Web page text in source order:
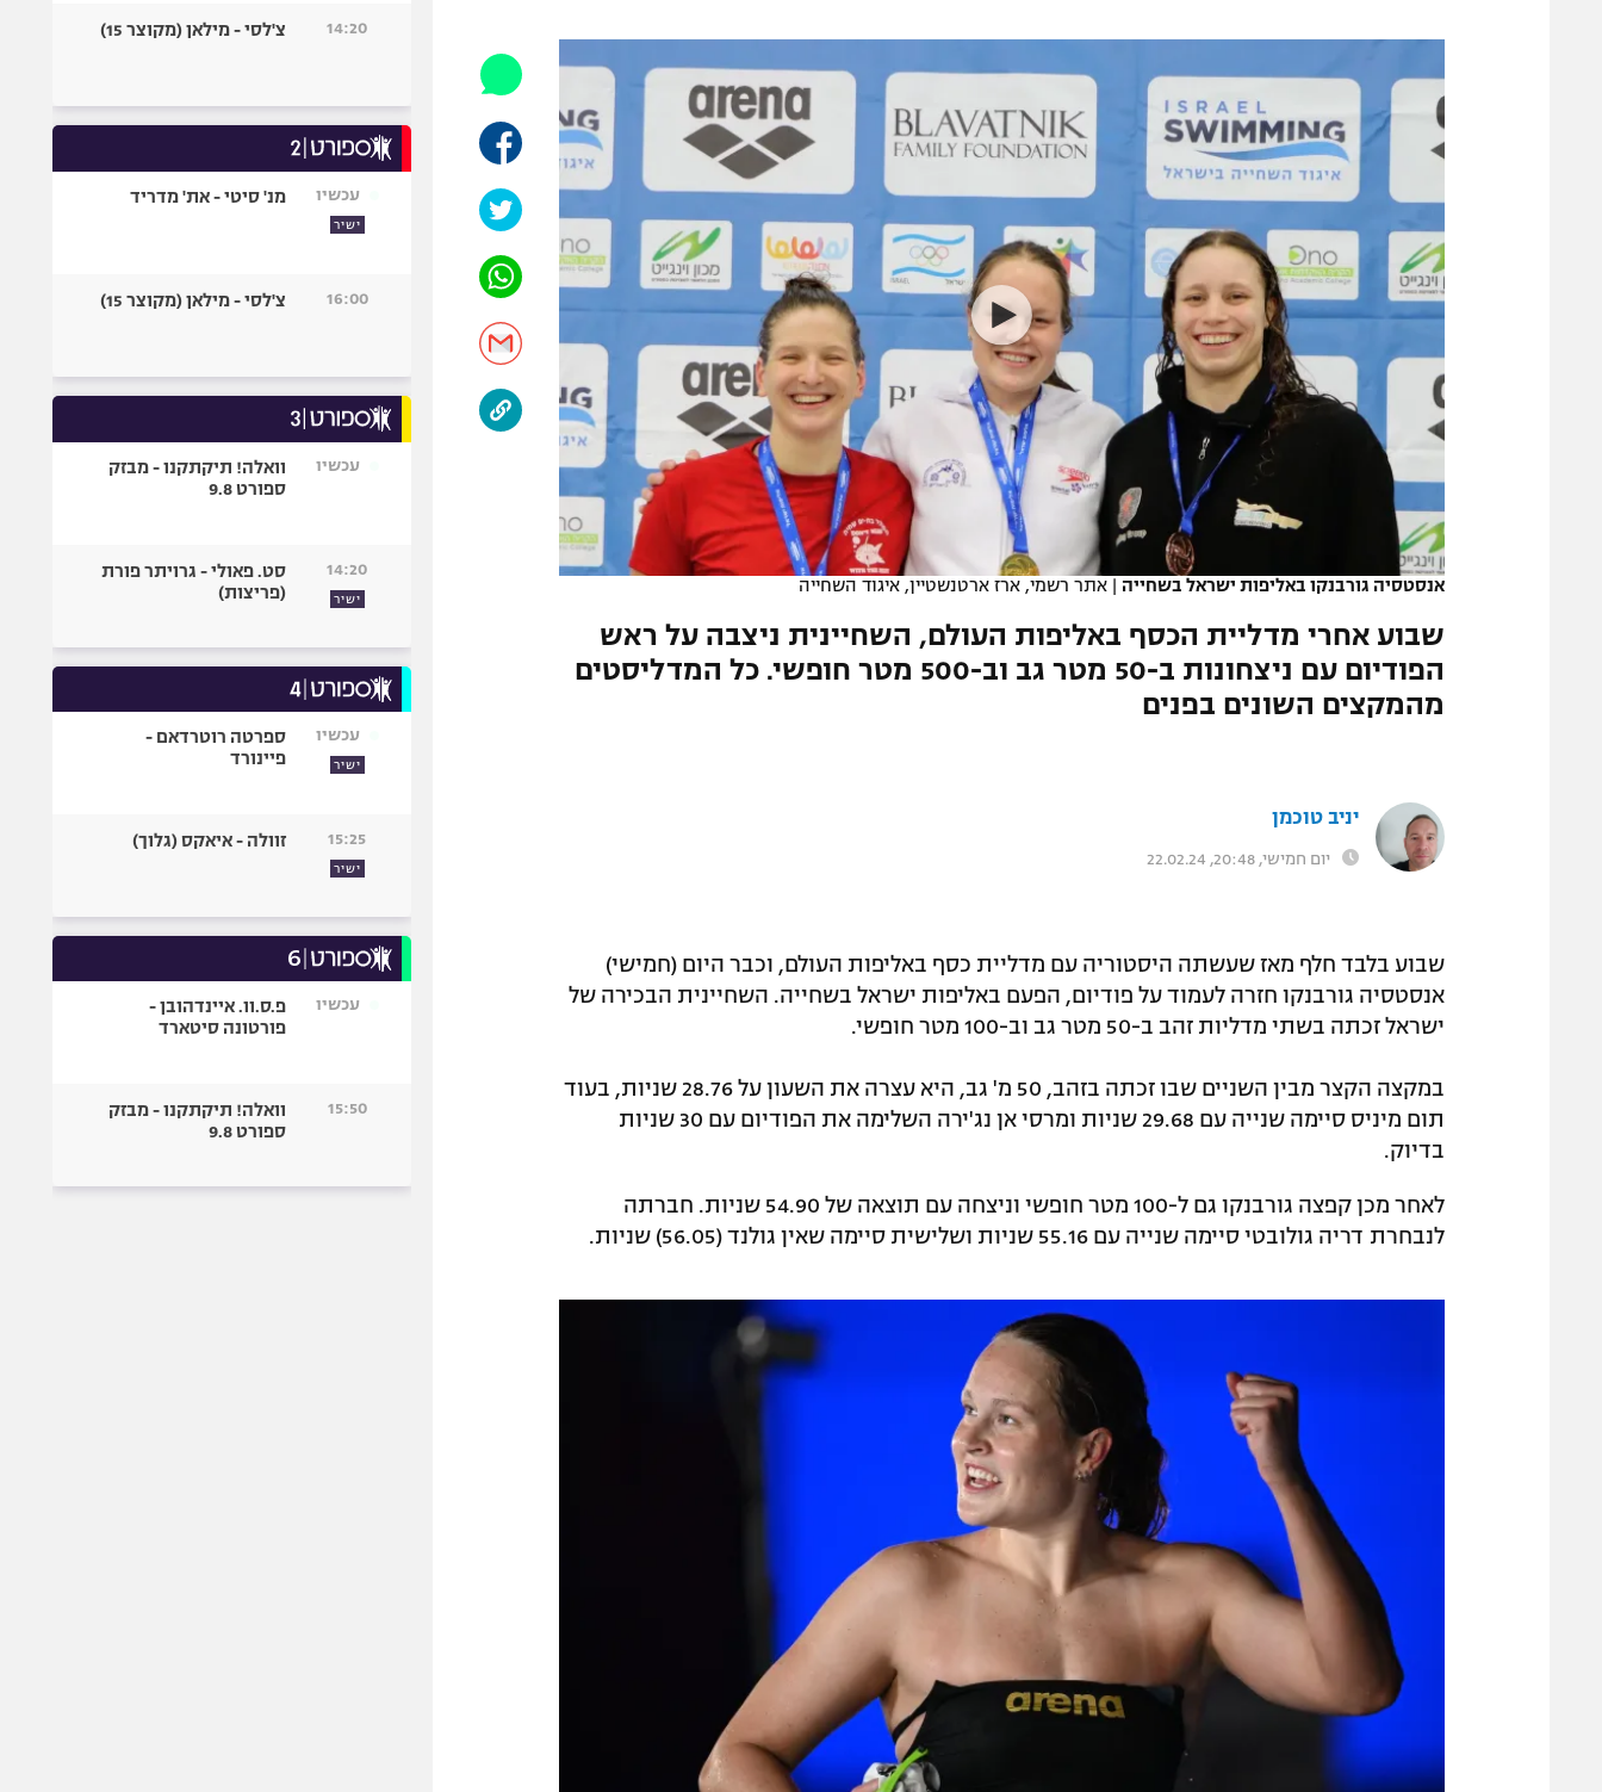
תקנון עבור פעילות אלקטרה
תקנון עבור פעילות ספורט 1 – "מרלן"
תנאי שימוש
מדיניות פרטיות
תקנון פעילות ספורט 1
רשיון להקרנה פומבית לבית עסק
הצטרפות לחבילת הערוצים
לוח דרושים – ג'ובנט
תגיות
המגזין
הפועל תל אביב
הפועל חיפה
הפועל באר שבע
מכבי נתניה
בני יהודה
ליגה סינית
ליגה ברזילאית
ליגות נוספות
אופניים
כדורמים
פוטבול אמריקאי NFL
בייסבול MLB
אנסטסיה גורבנקו באליפות ישראל בשחייה | אתר רשמי, ארז ארטנשטיין, איגוד השחייה
שבוע אחרי מדליית הכסף באליפות העולם, השחיינית ניצבה על ראש
הפודיום עם ניצחונות ב-50 מטר גב וב-500 מטר חופשי. כל המדליסטים
מהמקצים השונים בפנים
יניב טוכמן
יום חמישי, 20:48, 22.02.24
שבוע בלבד חלף מאז שעשתה היסטוריה עם מדליית כסף באליפות העולם, וכבר היום (חמישי)
אנסטסיה גורבנקו חזרה לעמוד על פודיום, הפעם באליפות ישראל בשחייה. השחיינית הבכירה של
ישראל זכתה בשתי מדליות זהב ב-50 מטר גב וב-100 מטר חופשי.
במקצה הקצר מבין השניים שבו זכתה בזהב, 50 מ' גב, היא עצרה את השעון על 28.76 שניות, בעוד
תום מיניס סיימה שנייה עם 29.68 שניות ומרסי אן נג'ירה השלימה את הפודיום עם 30 שניות
בדיוק.
לאחר מכן קפצה גורבנקו גם ל-100 מטר חופשי וניצחה עם תוצאה של 54.90 שניות. חברתה
לנבחרת דריה גולובטי סיימה שנייה עם 55.16 שניות ושלישית סיימה שאין גולנד (56.05) שניות.
14:20 צ'לסי - מילאן (מקוצר 15)
עכשיו
ישיר
מנ' סיטי - את' מדריד
16:00 צ'לסי - מילאן (מקוצר 15)
עכשיו
וואלה! תיקתקנו - מבזק
ספורט 9.8
14:20
ישיר
סט. פאולי - גרויתר פורת
(פריצות)
עכשיו
ישיר
ספרטה רוטרדאם -
פיינורד
15:25
ישיר
זוולה - איאקס (גלוך)
עכשיו
פ.ס.וו. איינדהובן -
פורטונה סיטארד
15:50
וואלה! תיקתקנו - מבזק
ספורט 9.8